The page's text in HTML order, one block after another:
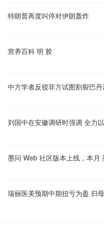
特朗普再度叫停对伊朗轰炸
营养百科 明 胶